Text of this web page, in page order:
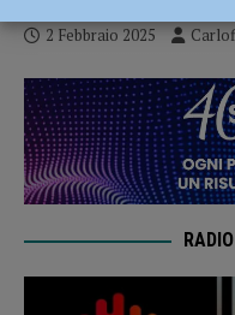
2 Febbraio 2025